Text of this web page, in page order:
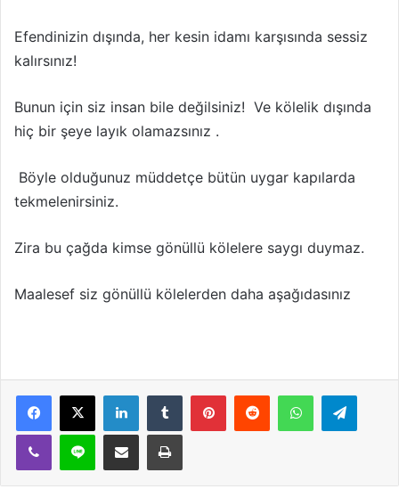
Efendinizin dışında, her kesin idamı karşısında sessiz
kalırsınız!
Bunun için siz insan bile değilsiniz! Ve kölelik dışında
hiç bir şeye layık olamazsınız .
Böyle olduğunuz müddetçe bütün uygar kapılarda
tekmelenirsiniz.
Zira bu çağda kimse gönüllü kölelere saygı duymaz.
Maalesef siz gönüllü kölelerden daha aşağıdasınız
WhatsApp